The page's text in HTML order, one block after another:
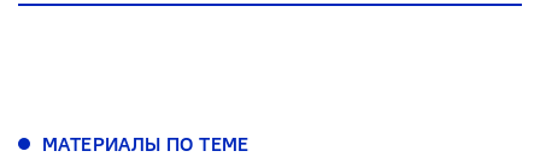
МАТЕРИАЛЫ ПО ТЕМЕ